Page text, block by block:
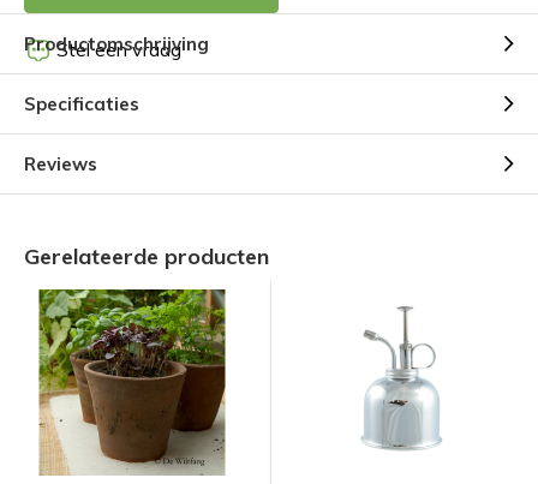
Stel een vraag
Productomschrijving
Specificaties
Reviews
Gerelateerde producten